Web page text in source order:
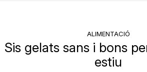
ALIMENTACIÓ
Sis gelats sans i bons
estiu